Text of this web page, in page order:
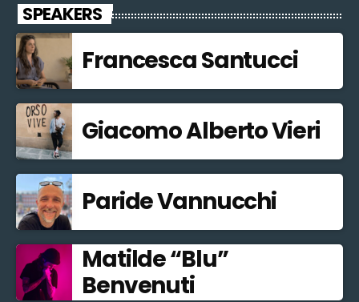
SPEAKERS
Francesca Santucci
Giacomo Alberto Vieri
Paride Vannucchi
Matilde “Blu”
Benvenuti